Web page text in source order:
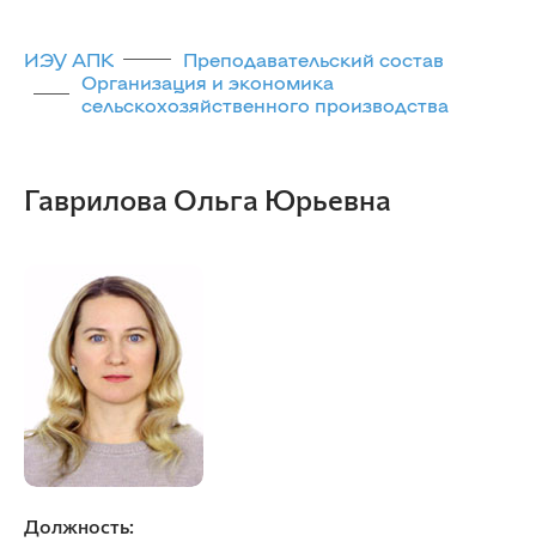
ИЭУ АПК
Преподавательский состав
Организация и экономика
сельскохозяйственного производства
Гаврилова Ольга Юрьевна
Должность: